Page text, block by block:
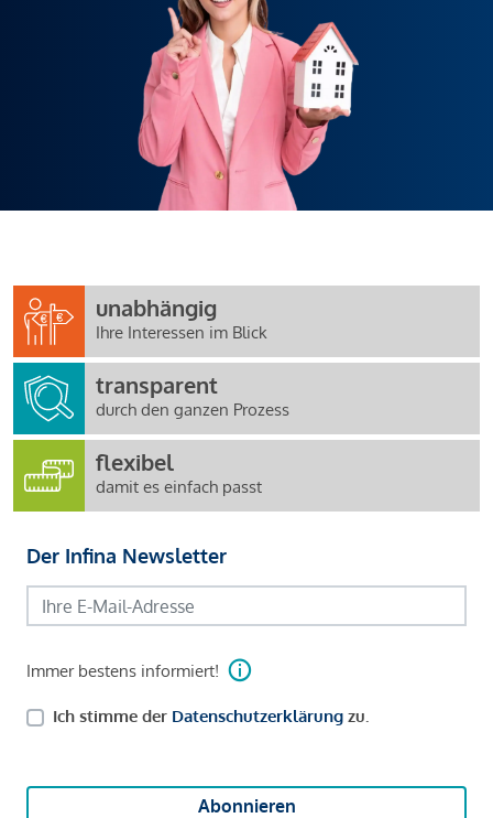
unabhängig
Ihre Interessen im Blick
transparent
durch den ganzen Prozess
flexibel
damit es einfach passt
Der Infina Newsletter
Immer bestens informiert!
Ich stimme der Datenschutzerklärung zu.
Abonnieren